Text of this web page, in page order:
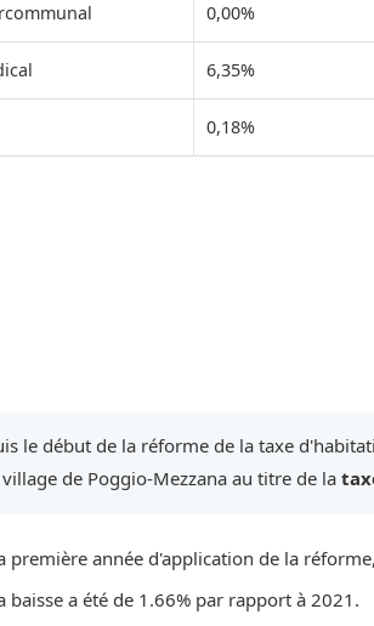
0,00%
6,35%
0,18%
le début de la réforme de la taxe
de Poggio-Mezzana au titre de la
première année d'application de la
baisse a été de 1.66% par rapport à 2021.